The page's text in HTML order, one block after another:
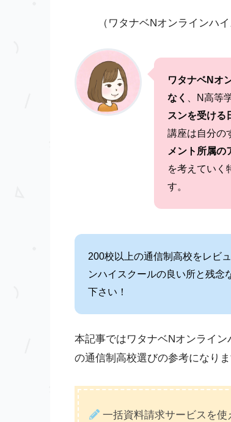
（ワタナベNオンラインハ
ワタナベNオ
なく
、N高等
スンを受ける
講座は自分の
メント所属の
を考えていく
す。
200校以上の通信制高校をレビ
ンハイスクールの良い所と残念
下さい！
本記事ではワタナベNオンライ
の通信制高校選びの参考になりま
一括資料請求サービスを